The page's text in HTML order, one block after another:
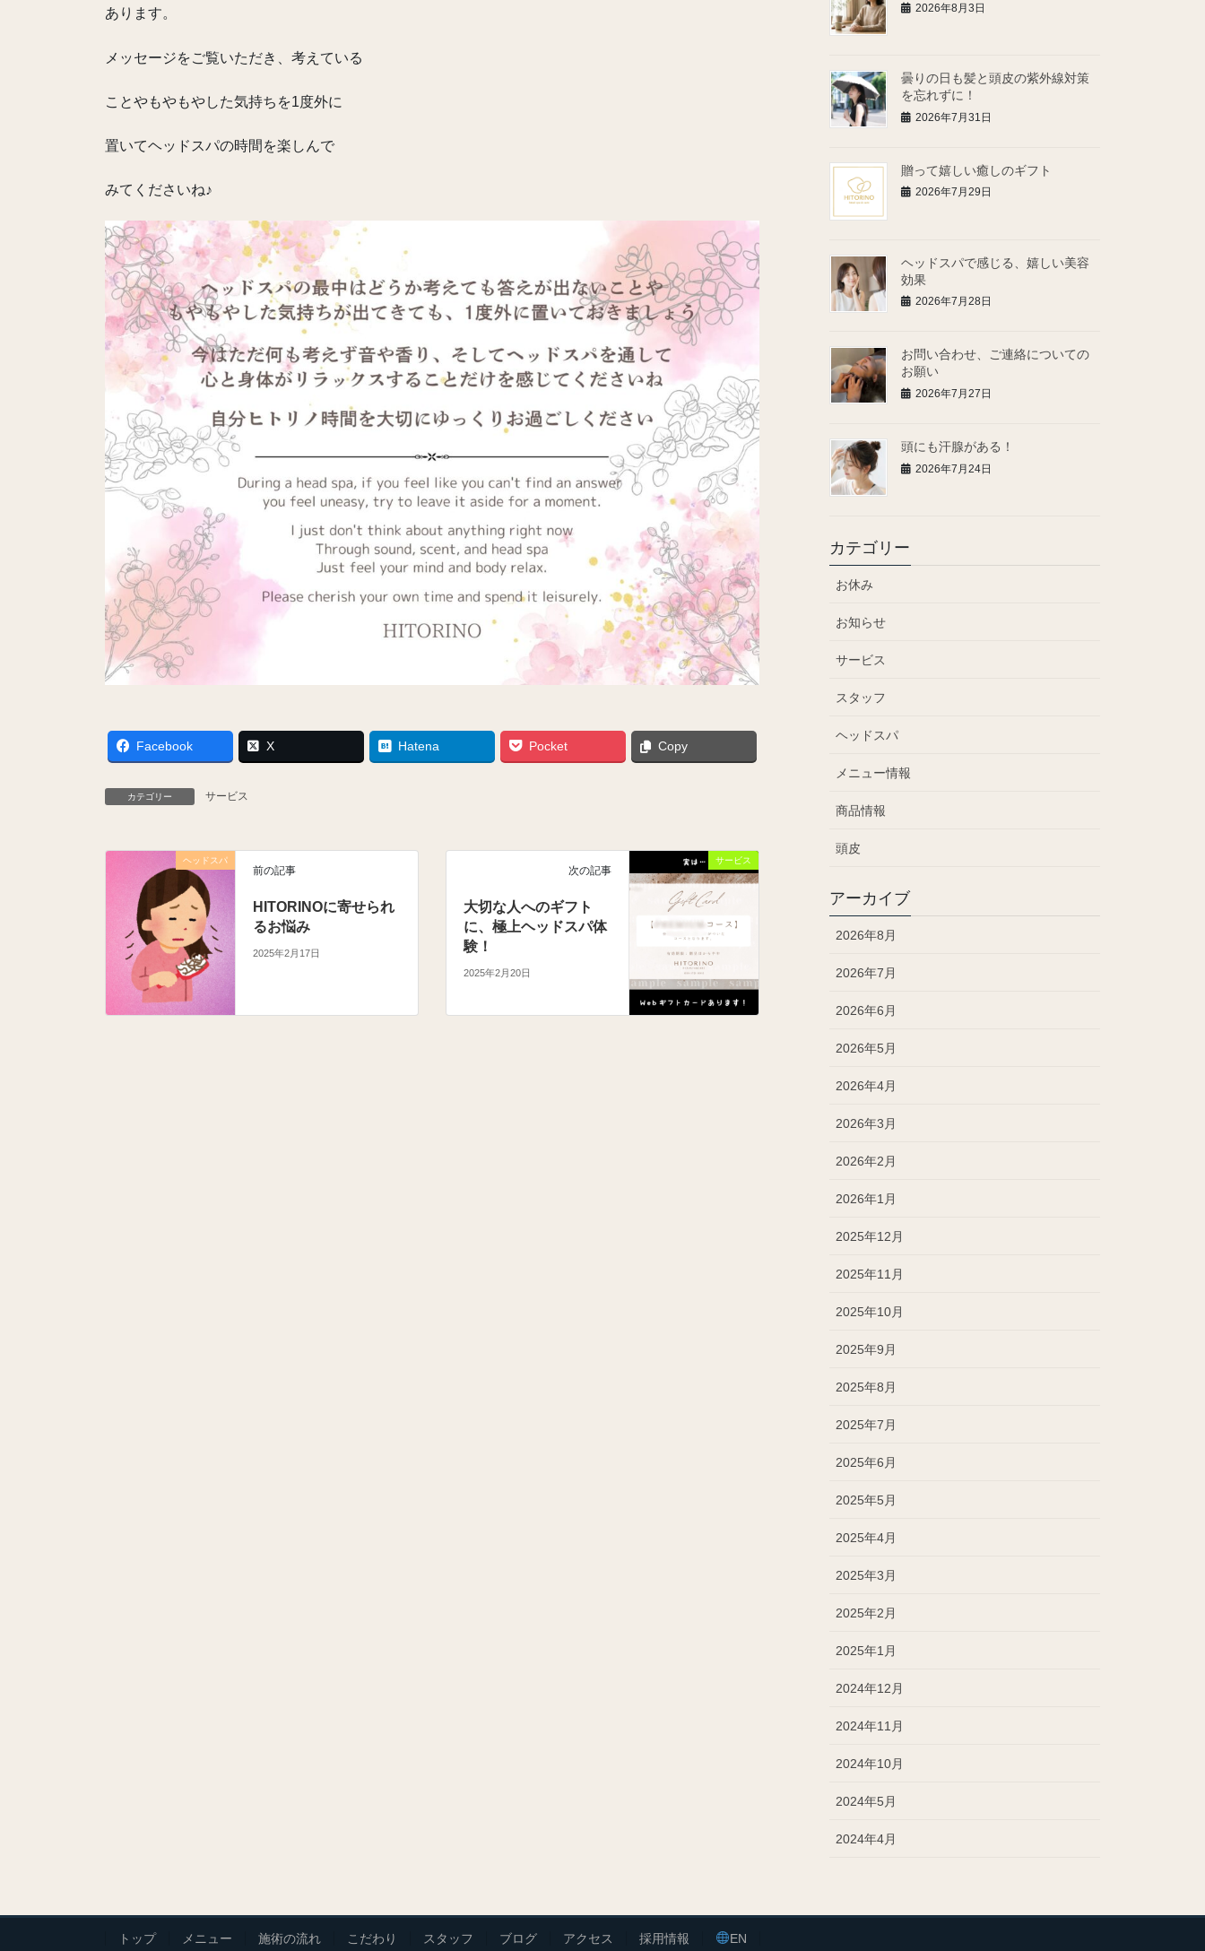
あります。
メッセージをご覧いただき、考えている
ことやもやもやした気持ちを1度外に
置いてヘッドスパの時間を楽しんで
みてくださいね♪
Facebook X Hatena Pocket Copy
カテゴリー サービス
ヘッドスパ
前の記事
HITORINOに寄せられ
るお悩み
2025年2月17日
サービス
次の記事
大切な人へのギフト
に、極上ヘッドスパ体
験！
2025年2月20日
2026年8月3日
曇りの日も髪と頭皮の紫外線対策
を忘れずに！
2026年7月31日
贈って嬉しい癒しのギフト
2026年7月29日
ヘッドスパで感じる、嬉しい美容
効果
2026年7月28日
お問い合わせ、ご連絡についての
お願い
2026年7月27日
頭にも汗腺がある！
2026年7月24日
カテゴリー
お休み
お知らせ
サービス
スタッフ
ヘッドスパ
メニュー情報
商品情報
頭皮
アーカイブ
2026年8月
2026年7月
2026年6月
2026年5月
2026年4月
2026年3月
2026年2月
2026年1月
2025年12月
2025年11月
2025年10月
2025年9月
2025年8月
2025年7月
2025年6月
2025年5月
2025年4月
2025年3月
2025年2月
2025年1月
2024年12月
2024年11月
2024年10月
2024年5月
2024年4月
トップ メニュー 施術の流れ こだわり スタッフ ブログ アクセス 採用情報 EN